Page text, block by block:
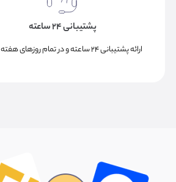
پشتیبانی ۲۴ ساعته
ارائه پشتیبانی ۲۴ ساعته و در تمام روزهای هفته